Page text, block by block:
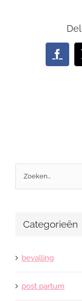
Zoeken
naar:
Categorieën
bevalling
post partum